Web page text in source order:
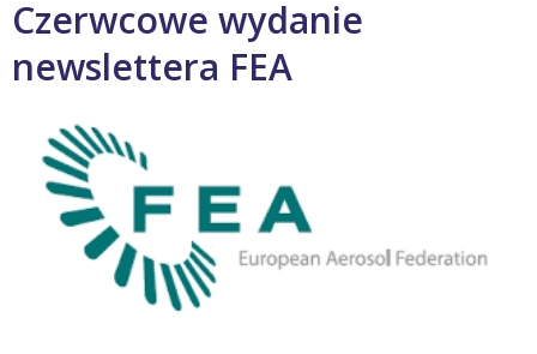
Czerwcowe wydanie
newslettera FEA